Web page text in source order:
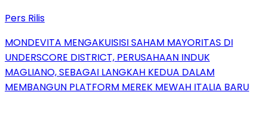
Pers Rilis
MONDEVITA MENGAKUISISI SAHAM MAYORITAS DI
UNDERSCORE DISTRICT, PERUSAHAAN INDUK
MAGLIANO, SEBAGAI LANGKAH KEDUA DALAM
MEMBANGUN PLATFORM MEREK MEWAH ITALIA BARU